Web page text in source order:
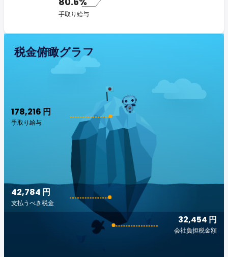
手取り給与
税金俯瞰グラフ
178,216 円
手取り給与
32,454 円
会社負担税金額
42,784 円
支払うべき税金